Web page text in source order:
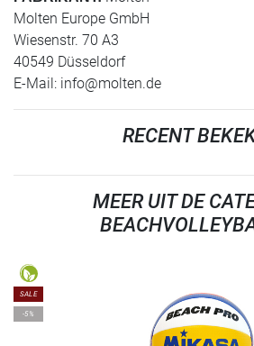
Molten Europe GmbH
Wiesenstr. 70 A3
40549 Düsseldorf
E-Mail: info@molten.de
RECENT
MEER UIT DE
SALE
-5%